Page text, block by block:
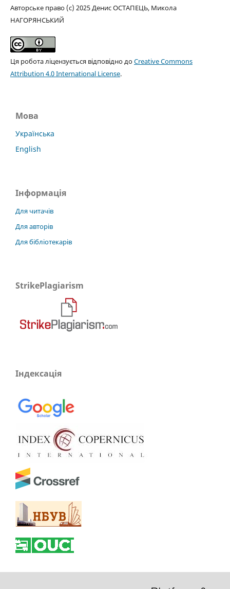
Авторське право (c) 2025 Денис ОСТАПЕЦЬ, Микола
НАГОРЯНСЬКИЙ
Ця робота ліцензується відповідно доCreative Commons
Attribution 4.0 International License.
Мова
Українська
English
Інформація
Для читачів
Для авторів
Для бібліотекарів
StrikePlagiarism
Індексація